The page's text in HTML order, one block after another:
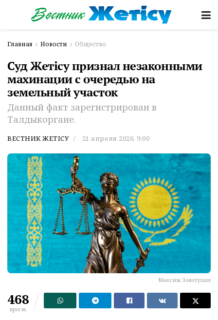
Главная Новости Общество
Суд Жетісу признал незаконными
махинации с очередью на
земельный участок
Данный факт зарегистрирован в
Талдыкоргане.
ВЕСТНИК ЖЕТІСУ 21 апреля 2026, 9:00
Максим Золотухин
468
просм.